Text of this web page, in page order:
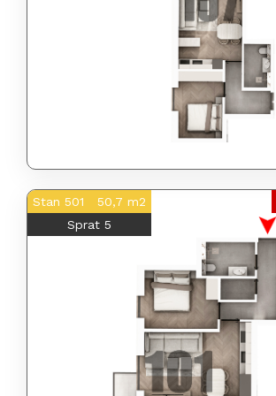
Stan 501 50,7 m2
Sprat 5